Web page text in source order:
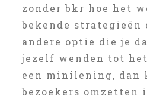
zonder bkr hoe het
bekende strategieën
andere optie die je
jezelf wenden tot
een minilening, dan
bezoekers omzetten